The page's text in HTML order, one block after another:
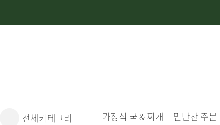
전체카테고리 가정식 국 & 찌개 밑반찬 주문